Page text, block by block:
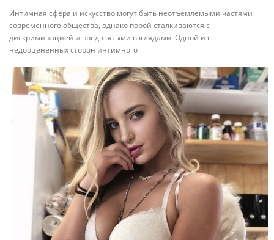
Интимная сфера и искусство могут быть неотъемлемыми частями
современного общества, однако порой сталкиваются с
дискриминацией и предвзятыми взглядами. Одной из
недооцененных сторон интимного